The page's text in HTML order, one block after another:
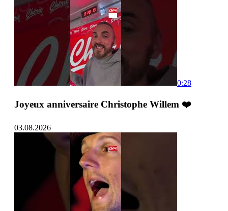
0:28
Joyeux anniversaire Christophe Willem ❤️
03.08.2026